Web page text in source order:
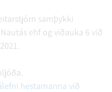
samþykki
ehf og viðauka 6 við
hestamanna við